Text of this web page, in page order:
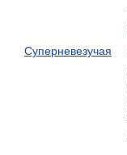
Суперневезучая